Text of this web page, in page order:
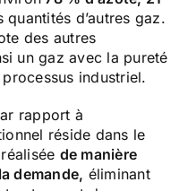
quantités d’autres gaz.
des autres
un gaz avec la pureté
industriel.
rapport à
réside dans le
de manière
demande, éliminant